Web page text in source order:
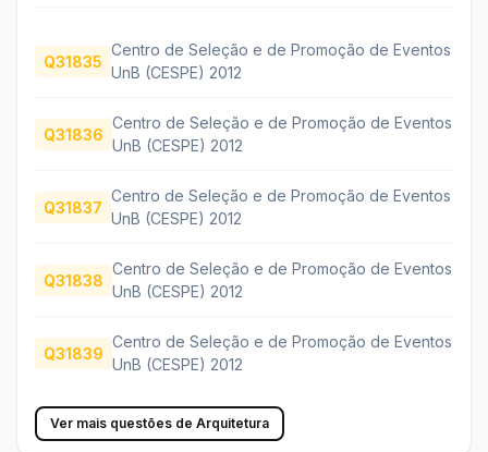
Q31835
Centro de Seleção e de Promoção de Eventos
UnB (CESPE) 2012
Q31836
Centro de Seleção e de Promoção de Eventos
UnB (CESPE) 2012
Q31837
Centro de Seleção e de Promoção de Eventos
UnB (CESPE) 2012
Q31838
Centro de Seleção e de Promoção de Eventos
UnB (CESPE) 2012
Q31839
Centro de Seleção e de Promoção de Eventos
UnB (CESPE) 2012
Ver mais questões de Arquitetura